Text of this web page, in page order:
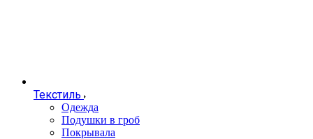
Текстиль
Одежда
Подушки в гроб
Покрывала